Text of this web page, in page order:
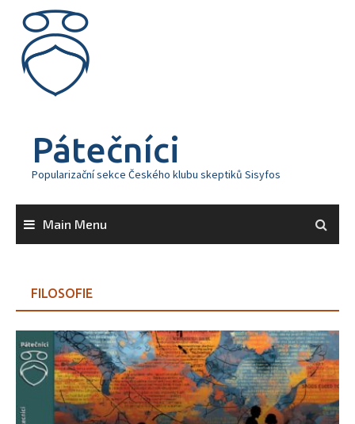
content
Pátečníci
Popularizační sekce Českého klubu skeptiků Sisyfos
Main Menu
FILOSOFIE